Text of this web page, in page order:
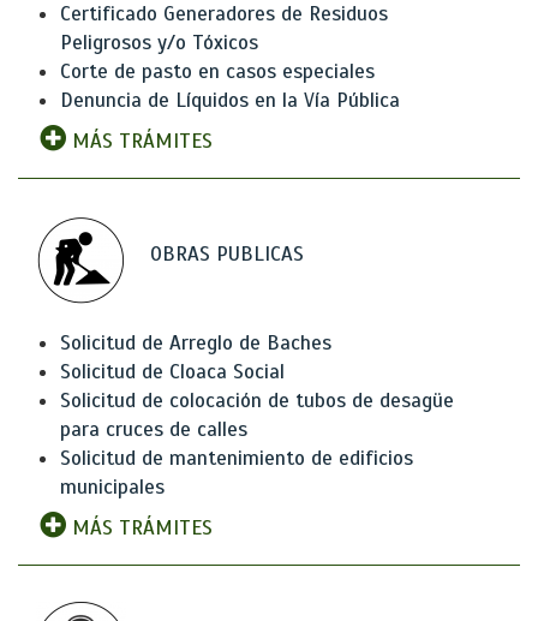
Certificado Generadores de Residuos
Peligrosos y/o Tóxicos
Corte de pasto en casos especiales
Denuncia de Líquidos en la Vía Pública
MÁS TRÁMITES
OBRAS PUBLICAS
Solicitud de Arreglo de Baches
Solicitud de Cloaca Social
Solicitud de colocación de tubos de desagüe
para cruces de calles
Solicitud de mantenimiento de edificios
municipales
MÁS TRÁMITES